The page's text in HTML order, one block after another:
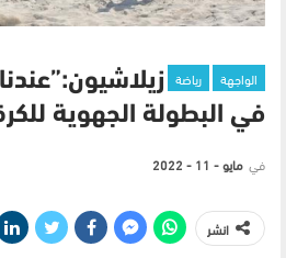
الواجهة رياضة
في البطولة الجهوية
في مايو - 11 - 2022
انشر